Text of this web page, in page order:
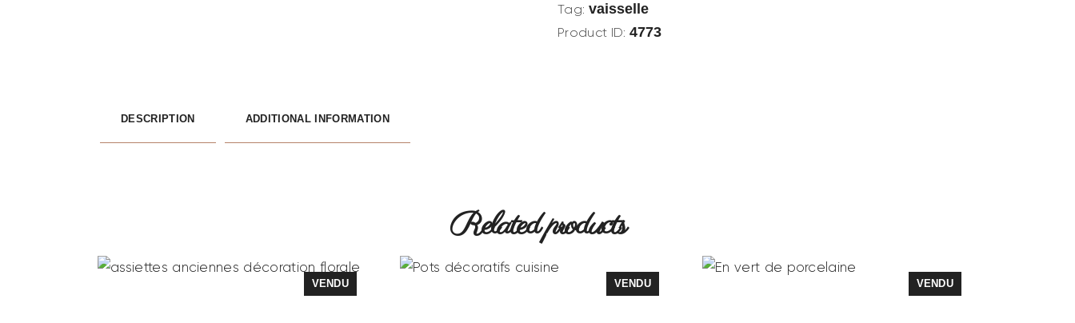
Tag: vaisselle
Product ID: 4773
DESCRIPTION ADDITIONAL INFORMATION
Related products
VENDU VENDU VENDU